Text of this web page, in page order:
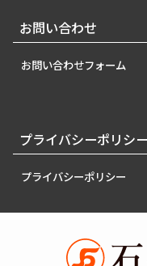
お問い合わせ
お問い合わせフォーム
プライバシーポリシー
プライバシーポリシー